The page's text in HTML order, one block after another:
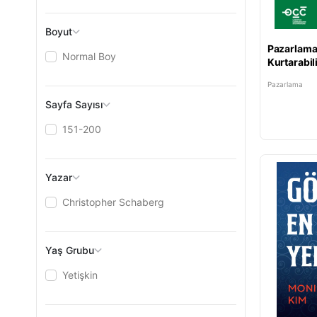
Pazarlama
Boyut
Normal Boy
Sayfa Sayısı
151-200
Yazar
Christopher Schaberg
Yaş Grubu
Yetişkin